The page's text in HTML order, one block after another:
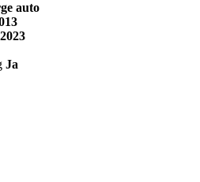
auto
Ja